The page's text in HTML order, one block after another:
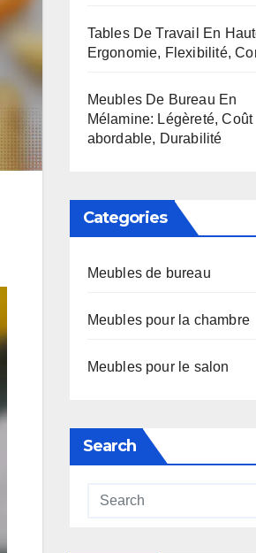
Tables De Travail En
Ergonomie, Flexibilité,
Meubles De Bureau En
Mélamine: Légèreté, Coût
abordable, Durabilité
Categories
Meubles de bureau
Meubles pour la chambre
Meubles pour le salon
Search